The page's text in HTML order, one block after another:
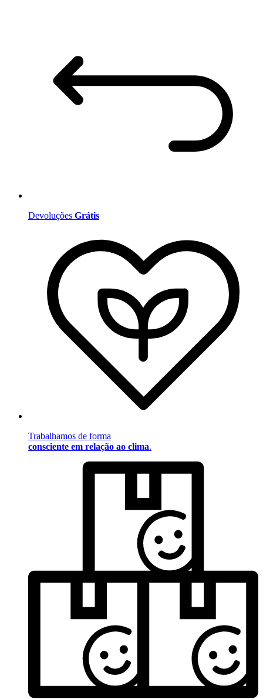
Devoluções Grátis
Trabalhamos de forma
consciente em relação ao clima.